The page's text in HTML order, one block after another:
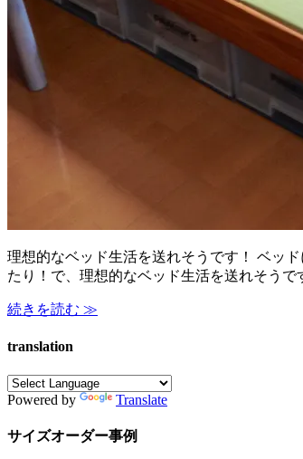
理想的なベッド生活を送れそうです！ ベッ
たり！で、理想的なベッド生活を送れそう
続きを読む ≫
translation
Powered by Translate
サイズオーダー事例